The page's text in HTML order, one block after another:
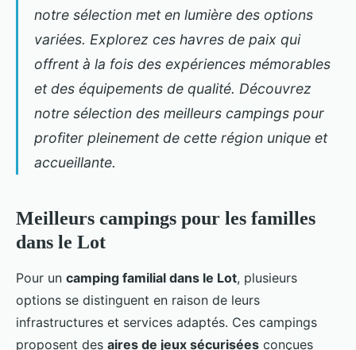
notre sélection met en lumière des options
variées. Explorez ces havres de paix qui
offrent à la fois des expériences mémorables
et des équipements de qualité. Découvrez
notre sélection des meilleurs campings pour
profiter pleinement de cette région unique et
accueillante.
Meilleurs campings pour les familles
dans le Lot
Pour un camping familial dans le Lot, plusieurs
options se distinguent en raison de leurs
infrastructures et services adaptés. Ces campings
proposent des aires de jeux sécurisées conçues